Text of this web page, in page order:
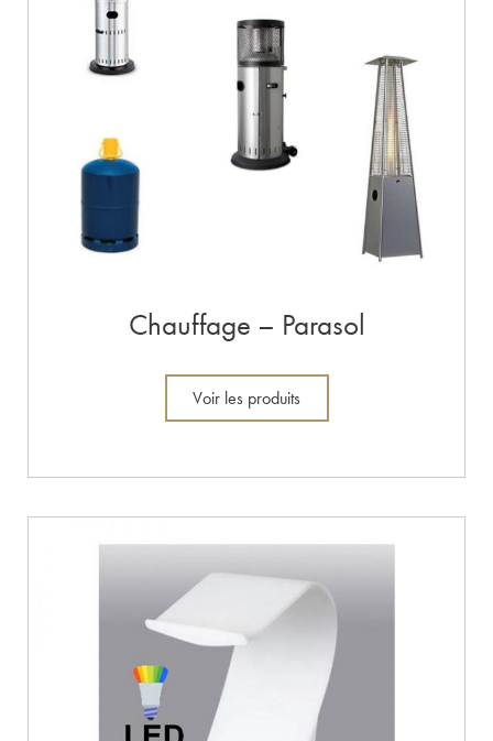
Chauffage – Parasol
Voir les produits